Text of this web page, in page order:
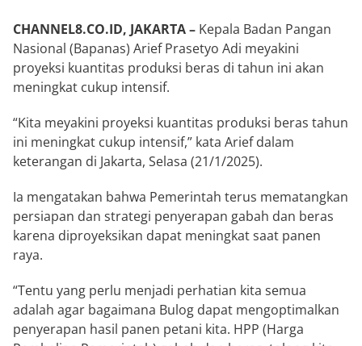
CHANNEL8.CO.ID, JAKARTA – Kepala Badan Pangan
Nasional (Bapanas) Arief Prasetyo Adi meyakini
proyeksi kuantitas produksi beras di tahun ini akan
meningkat cukup intensif.
“Kita meyakini proyeksi kuantitas produksi beras tahun
ini meningkat cukup intensif,” kata Arief dalam
keterangan di Jakarta, Selasa (21/1/2025).
Ia mengatakan bahwa Pemerintah terus mematangkan
persiapan dan strategi penyerapan gabah dan beras
karena diproyeksikan dapat meningkat saat panen
raya.
“Tentu yang perlu menjadi perhatian kita semua
adalah agar bagaimana Bulog dapat mengoptimalkan
penyerapan hasil panen petani kita. HPP (Harga